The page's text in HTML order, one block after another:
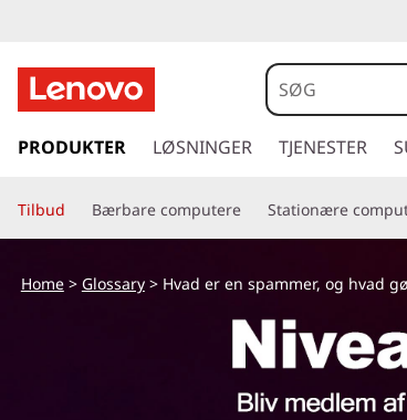
p
n
g
i
PRODUKTER LØSNINGER TJENESTER
Tilbud Bærbare computere Stationære
Home> Glossary> Hvad er en spammer, og hvad